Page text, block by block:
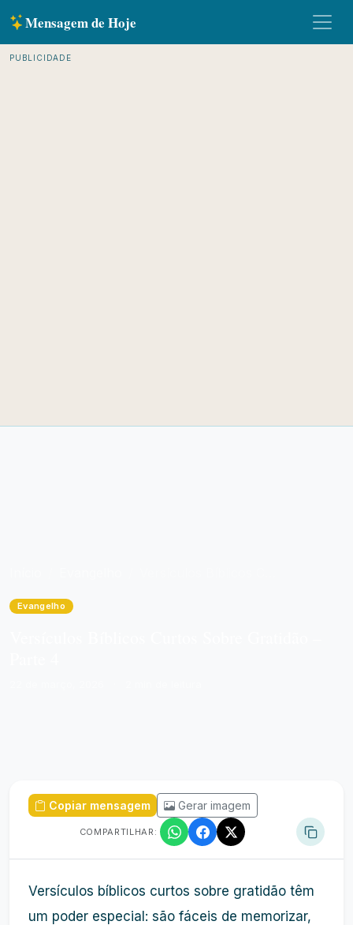
Mensagem de Hoje
PUBLICIDADE
Evangelho
Copiar mensagem Gerar imagem
COMPARTILHAR:
Versículos bíblicos curtos sobre gratidão têm
um poder especial: são fáceis de memorizar,